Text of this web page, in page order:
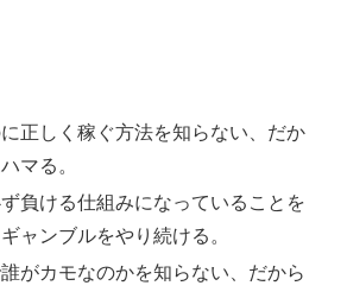
正しく稼ぐ方法を知らない、だか
マる。
負ける仕組みになっていることを
ャンブルをやり続ける。
がカモなのかを知らない、だから